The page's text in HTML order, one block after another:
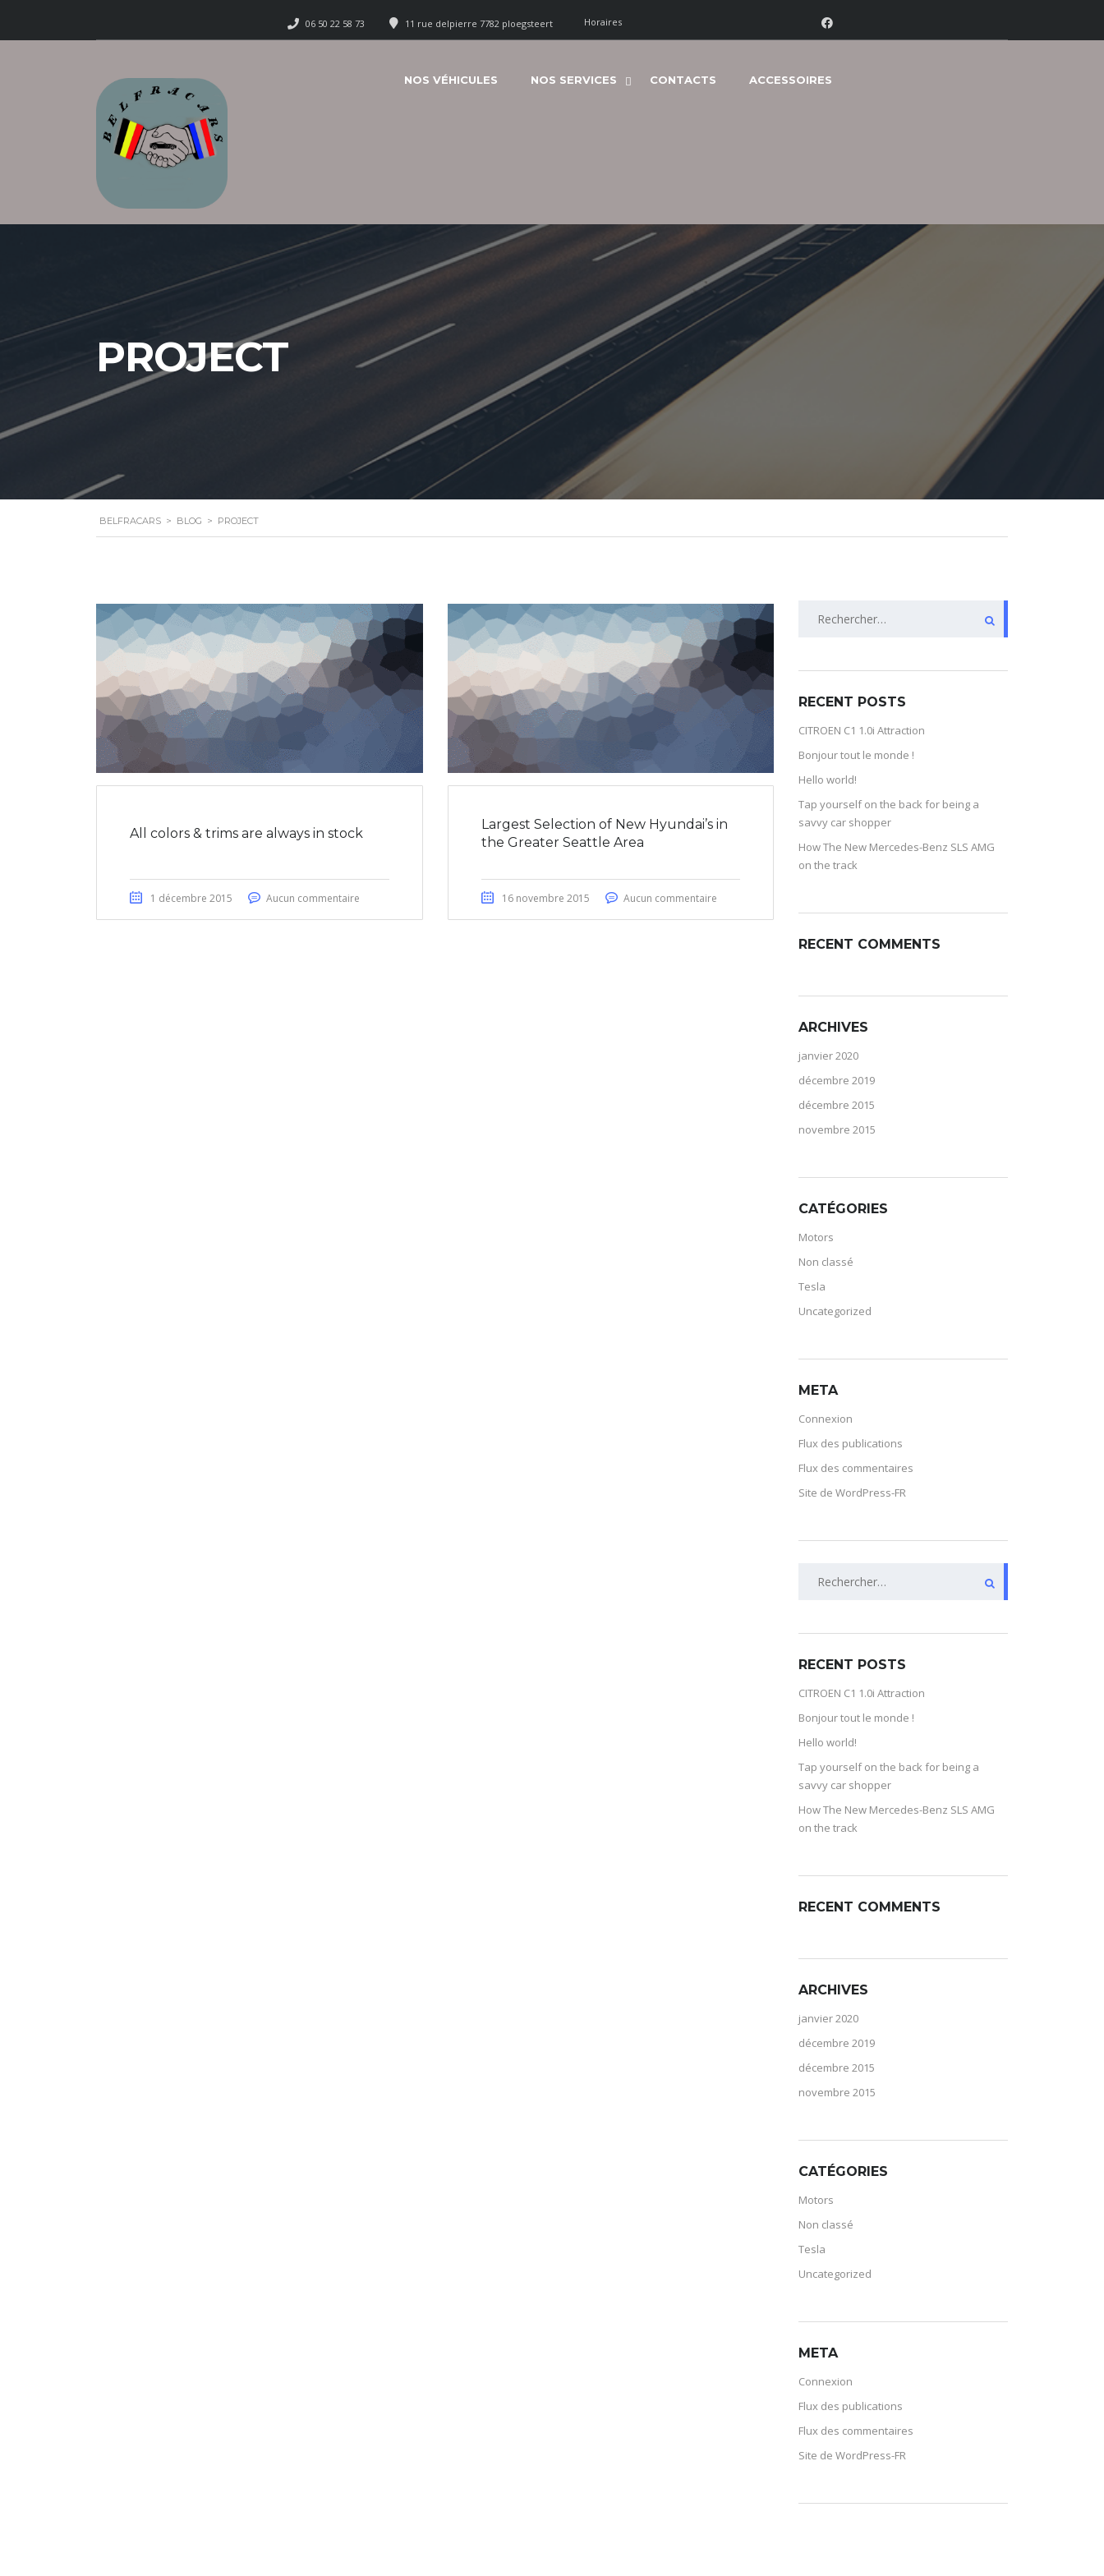
Horaires
11 rue delpierre 7782 ploegsteert
06 50 22 58 73
NOS VÉHICULES NOS SERVICES CONTACTS ACCESSOIRES
PROJECT
BELFRACARS > BLOG > PROJECT
All colors & trims are always in stock
1 décembre 2015 Aucun commentaire
Largest Selection of New Hyundai’s in
the Greater Seattle Area
16 novembre 2015 Aucun commentaire
RECENT POSTS
CITROEN C1 1.0i Attraction
Bonjour tout le monde !
Hello world!
Tap yourself on the back for being a
savvy car shopper
How The New Mercedes-Benz SLS AMG
on the track
RECENT COMMENTS
ARCHIVES
janvier 2020
décembre 2019
décembre 2015
novembre 2015
CATÉGORIES
Motors
Non classé
Tesla
Uncategorized
META
Connexion
Flux des publications
Flux des commentaires
Site de WordPress-FR
RECENT POSTS
CITROEN C1 1.0i Attraction
Bonjour tout le monde !
Hello world!
Tap yourself on the back for being a
savvy car shopper
How The New Mercedes-Benz SLS AMG
on the track
RECENT COMMENTS
ARCHIVES
janvier 2020
décembre 2019
décembre 2015
novembre 2015
CATÉGORIES
Motors
Non classé
Tesla
Uncategorized
META
Connexion
Flux des publications
Flux des commentaires
Site de WordPress-FR